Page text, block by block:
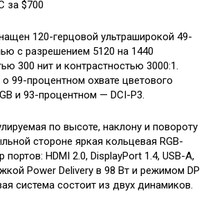
120-герцовой ультраширокой 49-
с разрешением 5120 на 1440
300 нит и контрастностью 3000:1.
99-процентном охвате цветового
и 93-процентном — DCI-P3.
по высоте, наклону и повороту
стороне яркая кольцевая RGB-
портов: HDMI 2.0, DisplayPort 1.4, USB-A,
Power Delivery в 98 Вт и режимом DP
система состоит из двух динамиков.